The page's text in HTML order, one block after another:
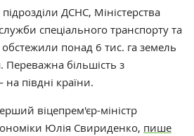
ДСНС, Міністерства
спеціального транспорту та
понад 6 тис. га земель
Переважна більшість з
півдні країни.
віцепрем'єр-міністр
Юлія Свириденко, пише